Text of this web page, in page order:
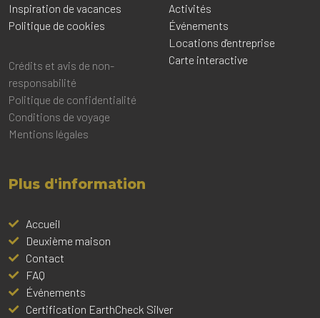
Inspiration de vacances
Politique de cookies
Crédits et avis de non-
responsabilité
Politique de confidentialité
Conditions de voyage
Mentions légales
Activités
Événements
Locations d'entreprise
Carte interactive
Plus d'information
Accueil
Deuxième maison
Contact
FAQ
Événements
Certification EarthCheck Silver